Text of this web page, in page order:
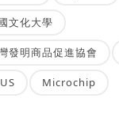
文化大學
發明商品促進協會
Microchip